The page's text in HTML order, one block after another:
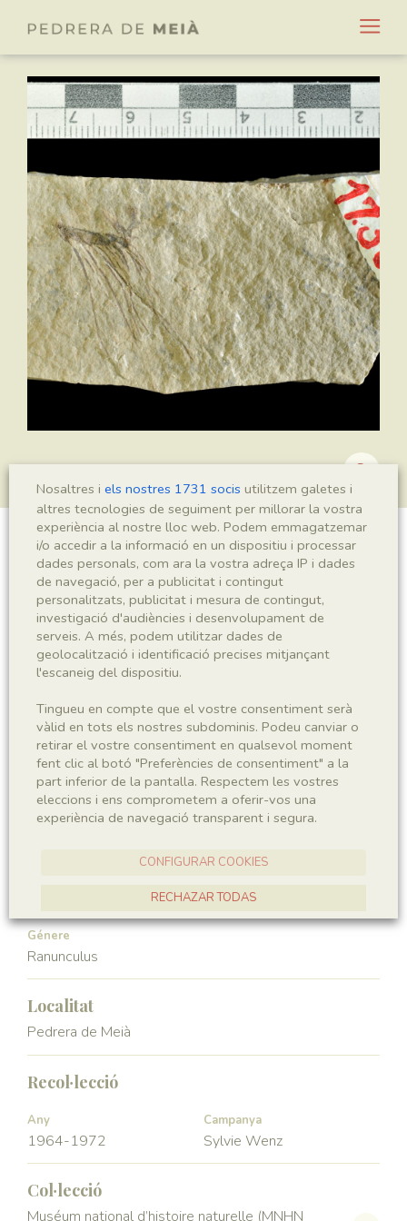
Ranunculus ferreri
Sigla
MNHN 17365b
Taxonomia
Regne
Plantae
Phyllum
Spermatophyta
Subphyllum
Angiospermae
Classe
Magnoliopsida
Ranunculaceae
Génere
Ranunculus
Localitat
Pedrera de Meià
Recol·lecció
Any
1964-1972
Campanya
Sylvie Wenz
Col·lecció
Muséum national d’histoire naturelle (MNHN
Nosaltres i els nostres 1731 socis utilitzem galetes i
altres tecnologies de seguiment per millorar la vostra
experiència al nostre lloc web. Podem emmagatzemar
i/o accedir a la informació en un dispositiu i processar
dades personals, com ara la vostra adreça IP i dades
de navegació, per a publicitat i contingut
personalitzats, publicitat i mesura de contingut,
investigació d'audiències i desenvolupament de
serveis. A més, podem utilitzar dades de
geolocalització i identificació precises mitjançant
l'escaneig del dispositiu.
Tingueu en compte que el vostre consentiment serà
vàlid en tots els nostres subdominis. Podeu canviar o
retirar el vostre consentiment en qualsevol moment
fent clic al botó "Preferències de consentiment" a la
part inferior de la pantalla. Respectem les vostres
eleccions i ens comprometem a oferir-vos una
experiència de navegació transparent i segura.
CONFIGURAR COOKIES
RECHAZAR TODAS
ACCEPTAR TOTES